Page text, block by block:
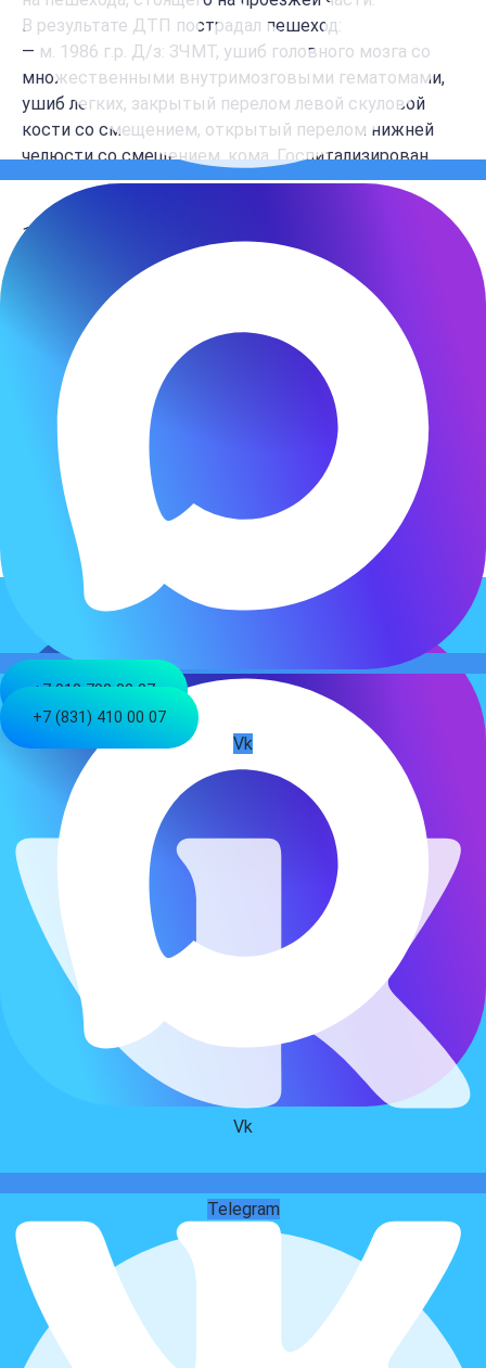
+7 910 790 00 07
+7 (831) 410 00 07
Vk
Telegram
В результате ДТП пострадал пешеход:
— м. 1986 г.р. Д/з: ЗЧМТ, ушиб головного мозга со
множественными внутримозговыми гематомами,
ушиб легких, закрытый перелом левой скуловой
кости со смещением, открытый перелом нижней
челюсти со смещением, кома. Госпитализирован.
1 раненый Сормовский
район наезд на
пешехода
29.11.2022 в 23:30 на ул. Островского, 8 водитель
(1969 г.р., стаж 27 лет), управляя а/м Рено Логан, при
движении задним ходом, не убедился в
безопасности маневра, совершил наезд на
пешехода.
В результате ДТП пострадал пешеход:
— м. 2001 г.р. Д/з: ушиб правого плечевого сустава,
ушиб левого коленного сустава. Больница. Отпущен.
Мы в социальных сетях
Vk